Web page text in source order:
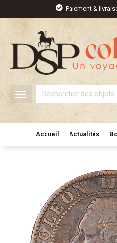
contenu
Paiement &
Rechercher
Accueil Actualités